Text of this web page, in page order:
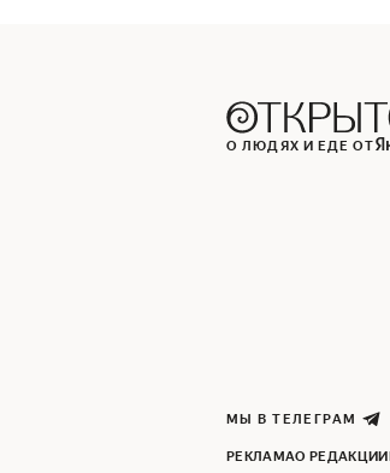
О ЛЮДЯХ И ЕДЕ ОТ
МЫ В ТЕЛЕГРАМ
РЕКЛАМАО РЕДАКЦИИ